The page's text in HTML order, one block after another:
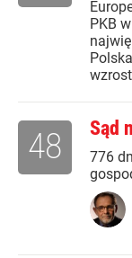
PKB
Sąd
776
48